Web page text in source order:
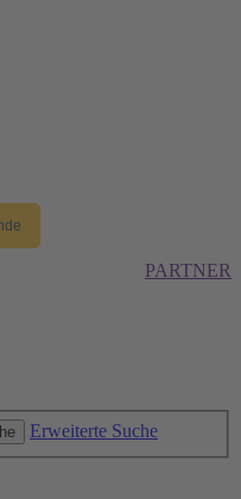
PARTNER
Erweiterte Suche